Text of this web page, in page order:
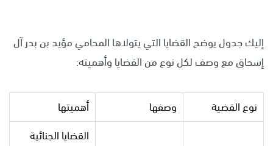
إليك جدول يوضح القضايا التي يتولاها المحامي مؤيد بن بدر آل
إسحاق مع وصف لكل نوع من القضايا وأهميته:
نوع القضية وصفها أهميتها
القضايا الجنائية